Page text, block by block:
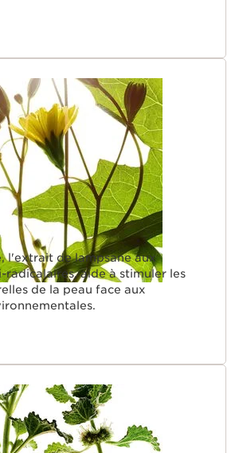
l'extrait de lampsane aux
aide à stimuler les
de la peau face aux